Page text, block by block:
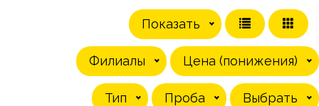
Показать
Цена (понижения)
Филиалы
Выбрать
Проба
Тип